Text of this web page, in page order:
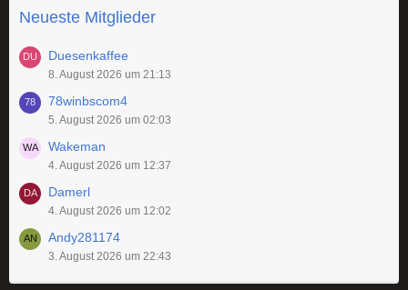
Neueste Mitglieder
Duesenkaffee
8. August 2026 um 21:13
78winbscom4
5. August 2026 um 02:03
Wakeman
4. August 2026 um 12:37
Damerl
4. August 2026 um 12:02
Andy281174
3. August 2026 um 22:43